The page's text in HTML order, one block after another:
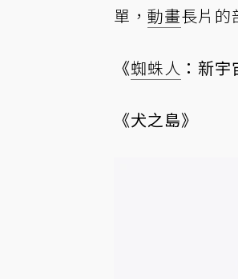
單， 動畫長片的
《蜘蛛人 ：新宇
《犬之島》